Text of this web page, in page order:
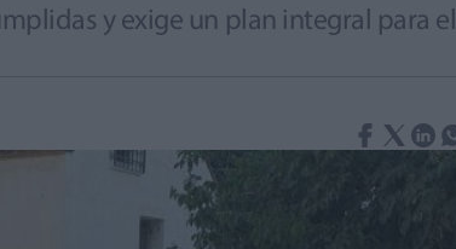
y exige un plan integral para el